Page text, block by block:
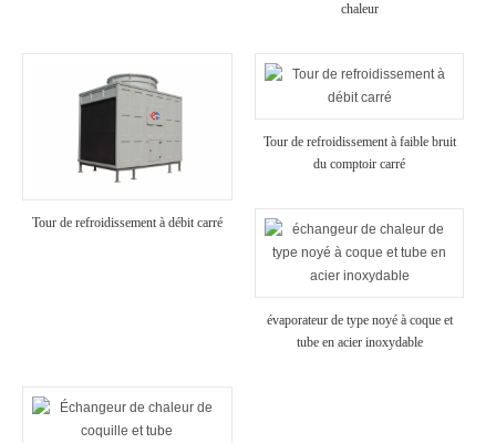
chaleur
Tour de refroidissement à débit carré
Tour de refroidissement à faible bruit
du comptoir carré
évaporateur de type noyé à coque et
tube en acier inoxydable